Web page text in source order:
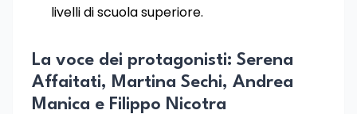
livelli di scuola superiore.
La voce dei protagonisti: Serena
Affaitati, Martina Sechi, Andrea
Manica e Filippo Nicotra